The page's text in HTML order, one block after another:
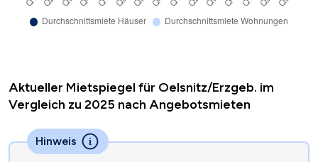
Aktueller Mietspiegel für Oelsnitz/Erzgeb. im
Vergleich zu 2025 nach Angebotsmieten
Hinweis